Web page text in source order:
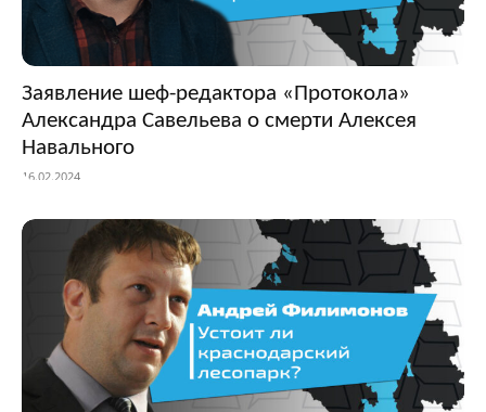
Заявление шеф-редактора «Протокола»
Александра Савельева о смерти Алексея
Навального
16.02.2024